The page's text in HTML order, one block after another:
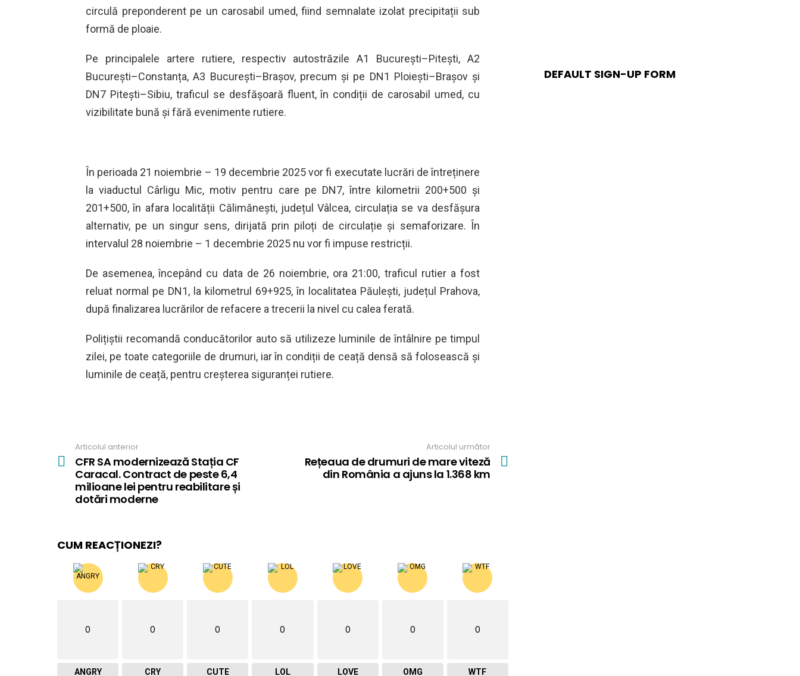
circulă preponderent pe un carosabil umed, fiind semnalate izolat precipitații sub
formă de ploaie.
Pe principalele artere rutiere, respectiv autostrăzile A1 București–Pitești, A2
București–Constanța, A3 București–Brașov, precum și pe DN1 Ploiești–Brașov și
DN7 Pitești–Sibiu, traficul se desfășoară fluent, în condiții de carosabil umed, cu
vizibilitate bună și fără evenimente rutiere.
În perioada 21 noiembrie – 19 decembrie 2025 vor fi executate lucrări de întreținere
la viaductul Cârligu Mic, motiv pentru care pe DN7, între kilometrii 200+500 și
201+500, în afara localității Călimănești, județul Vâlcea, circulația se va desfășura
alternativ, pe un singur sens, dirijată prin piloți de circulație și semaforizare. În
intervalul 28 noiembrie – 1 decembrie 2025 nu vor fi impuse restricții.
De asemenea, începând cu data de 26 noiembrie, ora 21:00, traficul rutier a fost
reluat normal pe DN1, la kilometrul 69+925, în localitatea Păulești, județul Prahova,
după finalizarea lucrărilor de refacere a trecerii la nivel cu calea ferată.
Polițiștii recomandă conducătorilor auto să utilizeze luminile de întâlnire pe timpul
zilei, pe toate categoriile de drumuri, iar în condiții de ceață densă să folosească și
luminile de ceață, pentru creșterea siguranței rutiere.
more
Articolul anterior
CFR SA modernizează Stația CF
Caracal. Contract de peste 6,4
milioane lei pentru reabilitare și
dotări moderne
Articolul următor
Rețeaua de drumuri de mare viteză
din România a ajuns la 1.368 km
CUM REACȚIONEZI?
0
ANGRY
0
CRY
0
CUTE
0
LOL
0
LOVE
0
OMG
0
WTF
DEFAULT SIGN-UP FORM